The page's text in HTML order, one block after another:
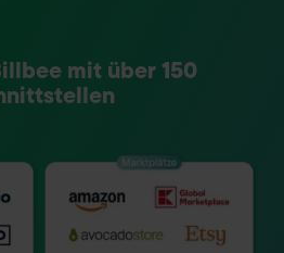
mit über 150